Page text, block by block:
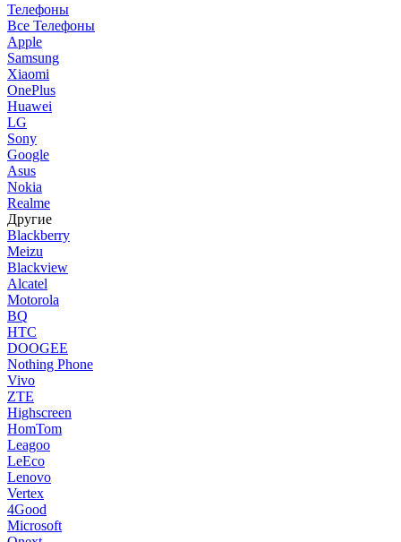
Телефоны
Все Телефоны
Apple
Samsung
Xiaomi
OnePlus
Huawei
LG
Sony
Google
Asus
Nokia
Realme
Другие
Blackberry
Meizu
Blackview
Alcatel
Motorola
BQ
HTC
DOOGEE
Nothing Phone
Vivo
ZTE
Highscreen
HomTom
Leagoo
LeEco
Lenovo
Vertex
4Good
Microsoft